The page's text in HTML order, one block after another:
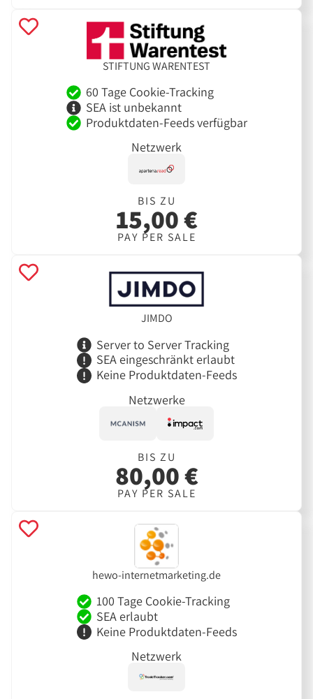
STIFTUNG WARENTEST
60 Tage Cookie-Tracking
SEA ist unbekannt
Produktdaten-Feeds verfügbar
Netzwerk
BIS ZU
15,00 €
PAY PER SALE
JIMDO
Server to Server Tracking
SEA eingeschränkt erlaubt
Keine Produktdaten-Feeds
Netzwerke
BIS ZU
80,00 €
PAY PER SALE
hewo-internetmarketing.de
100 Tage Cookie-Tracking
SEA erlaubt
Keine Produktdaten-Feeds
Netzwerk